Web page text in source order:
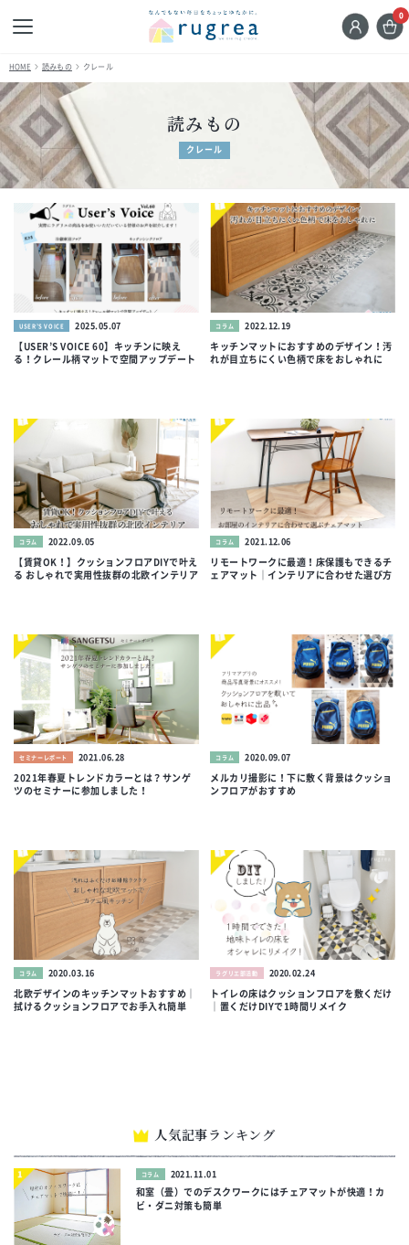
0
HOME 読みもの クレール
読みもの
クレール
USER’S VOICE 2025.05.07
【USER’S VOICE 60】キッチンに映え
る！クレール柄マットで空間アップデート
コラム 2022.12.19
キッチンマットにおすすめのデザイン！汚
れが目立ちにくい色柄で床をおしゃれに
コラム 2022.09.05
【賃貸OK！】クッションフロアDIYで叶え
る おしゃれで実用性抜群の北欧インテリア
コラム 2021.12.06
リモートワークに最適！床保護もできるチ
ェアマット｜インテリアに合わせた選び方
セミナーレポート 2021.06.28
2021年春夏トレンドカラーとは？サンゲ
ツのセミナーに参加しました！
コラム 2020.09.07
メルカリ撮影に！下に敷く背景はクッショ
ンフロアがおすすめ
コラム 2020.03.16
北欧デザインのキッチンマットおすすめ｜
拭けるクッションフロアでお手入れ簡単
ラグリエ部活動 2020.02.24
トイレの床はクッションフロアを敷くだけ
｜置くだけDIYで1時間リメイク
人気記事ランキング
コラム 2021.11.01
和室（畳）でのデスクワークにはチェアマットが快適！カ
ビ・ダニ対策も簡単